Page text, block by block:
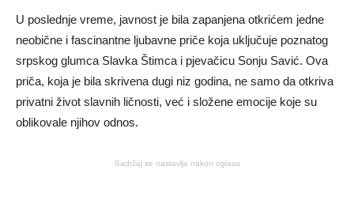
U poslednje vreme, javnost je bila zapanjena otkrićem jedne
neobične i fascinantne ljubavne priče koja uključuje poznatog
srpskog glumca Slavka Štimca i pjevačicu Sonju Savić. Ova
priča, koja je bila skrivena dugi niz godina, ne samo da otkriva
privatni život slavnih ličnosti, već i složene emocije koje su
oblikovale njihov odnos.
Sadržaj se nastavlja nakon oglasa